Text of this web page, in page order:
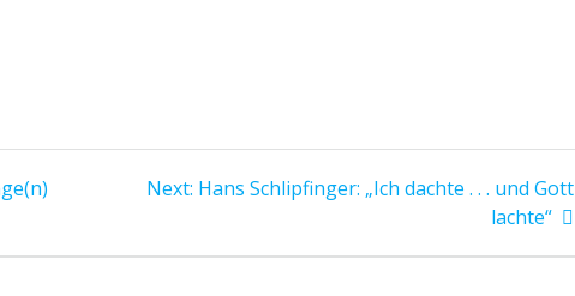
Next: Next
Hans Schlipfinger: „Ich dachte . . . und Gott
lachte“